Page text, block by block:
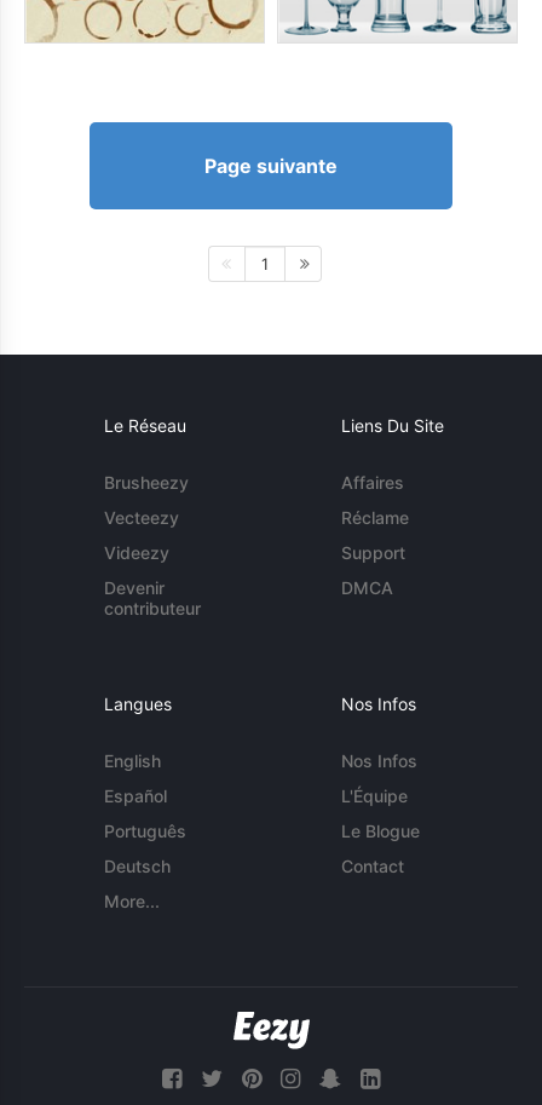
Page suivante
1
Le Réseau
Brusheezy
Vecteezy
Videezy
Devenir
contributeur
Liens Du Site
Affaires
Réclame
Support
DMCA
Langues
English
Español
Português
Deutsch
More...
Nos Infos
Nos Infos
L'Équipe
Le Blogue
Contact